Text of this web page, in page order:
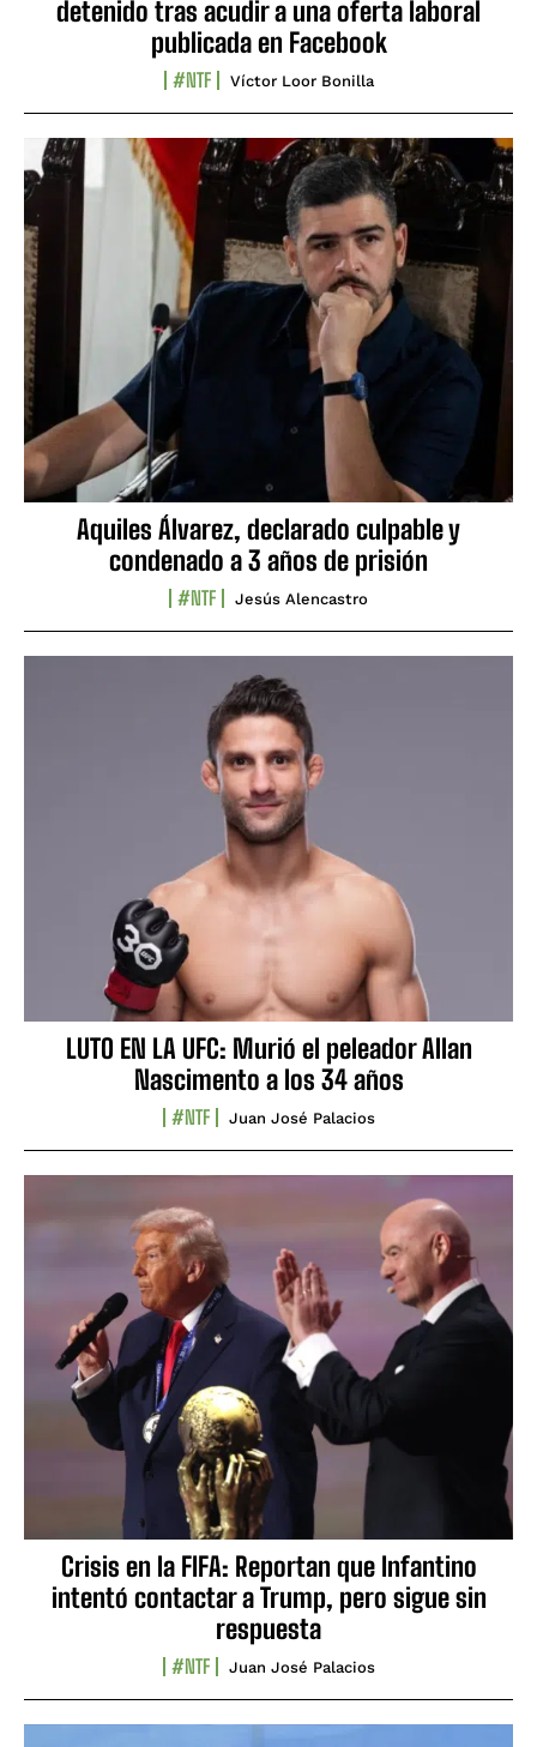
detenido tras acudir a una oferta laboral
publicada en Facebook
#NTF Víctor Loor Bonilla
Aquiles Álvarez, declarado culpable y
condenado a 3 años de prisión
#NTF Jesús Alencastro
LUTO EN LA UFC: Murió el peleador Allan
Nascimento a los 34 años
#NTF Juan José Palacios
Crisis en la FIFA: Reportan que Infantino
intentó contactar a Trump, pero sigue sin
respuesta
#NTF Juan José Palacios